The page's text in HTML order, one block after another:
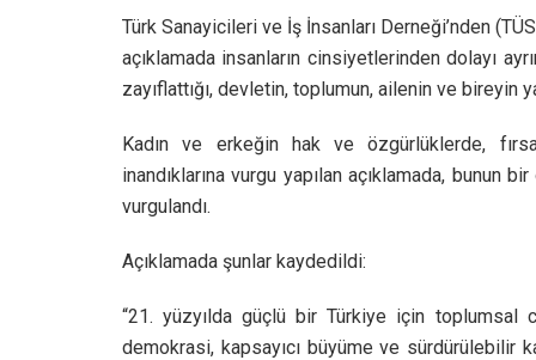
Türk Sanayicileri ve İş İnsanları Derneği’nden
açıklamada insanların cinsiyetlerinden dolayı
zayıflattığı, devletin, toplumun, ailenin ve bireyin
Kadın ve erkeğin hak ve özgürlüklerde,
inandıklarına vurgu yapılan açıklamada,
vurgulandı.
Açıklamada şunlar kaydedildi:
“21. yüzyılda güçlü bir Türkiye için toplumsal
demokrasi, kapsayıcı büyüme ve sürdürülebilir